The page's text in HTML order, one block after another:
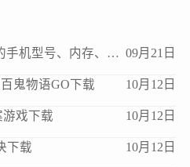
三角洲行动 如何查看自己的手机型号、内存、处理器、版本等信息？ 09月21日
鬼物语GO下载 10月12日
戏下载 10月12日
下载 10月12日